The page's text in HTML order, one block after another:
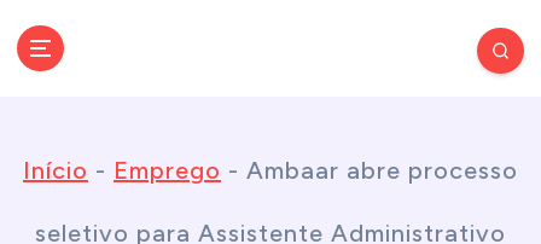
Início - Emprego - Ambaar abre processo
seletivo para Assistente Administrativo